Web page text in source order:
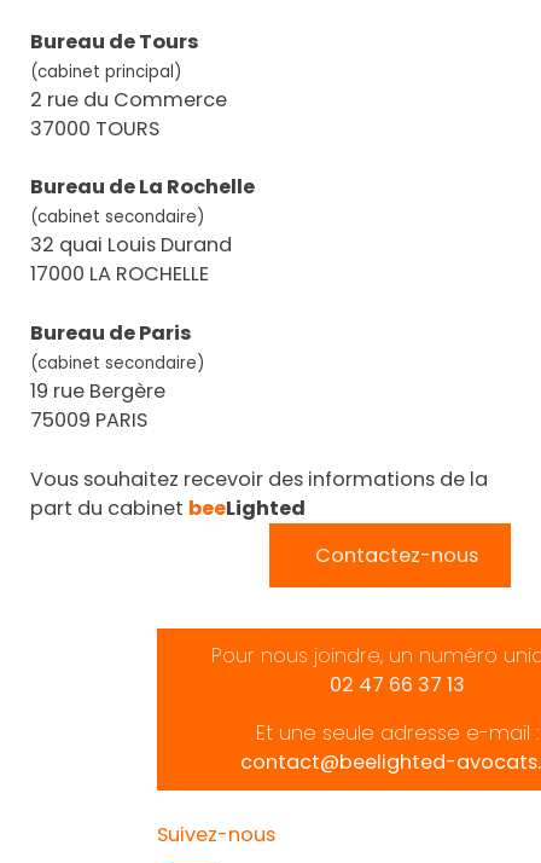
Bureau de Tours
(cabinet principal)
2 rue du Commerce
37000 TOURS
Bureau de La Rochelle
(cabinet secondaire)
32 quai Louis Durand
17000 LA ROCHELLE
Bureau de Paris
(cabinet secondaire)
19 rue Bergère
75009 PARIS
Vous souhaitez recevoir des informations de la
part du cabinet beeLighted
Contactez-nous
Pour nous joindre, un numéro
02 47 66 37 13
Et une seule adresse e-mail :
contact@beelighted-
Suivez-nous